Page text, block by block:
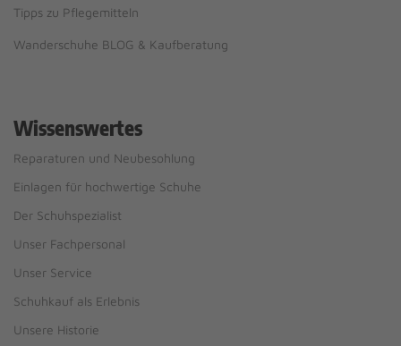
Tipps zu Pflegemitteln
Wanderschuhe BLOG & Kaufberatung
Wissenswertes
Reparaturen und Neubesohlung
Einlagen für hochwertige Schuhe
Der Schuhspezialist
Unser Fachpersonal
Unser Service
Schuhkauf als Erlebnis
Unsere Historie